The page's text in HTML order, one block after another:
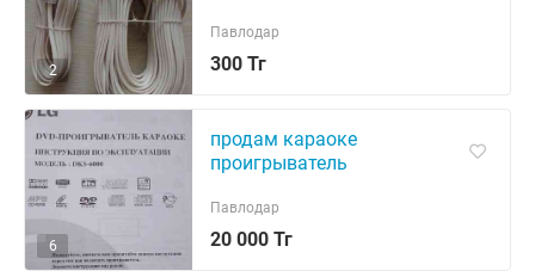
2 300 Тг
Павлодар
6
продам караоке
проигрыватель
20 000 Тг
Павлодар